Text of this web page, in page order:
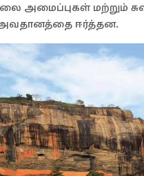
அமைப்புகள் மற்றும்
ஈர்த்தன.